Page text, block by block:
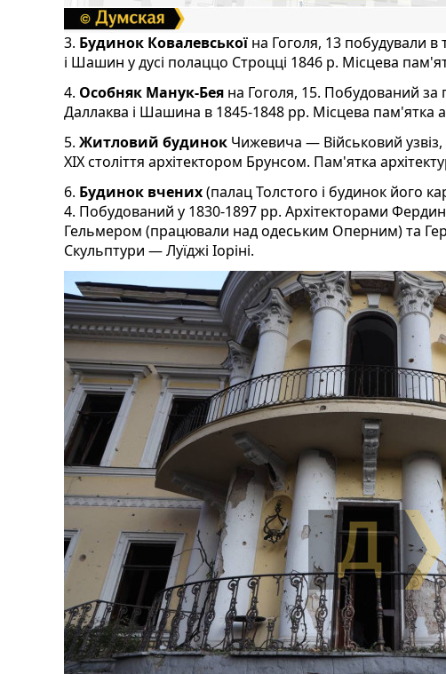
3. Будинок Ковалевської на Гоголя, 13 побудували в
і Шашин у дусі полаццо Строцці 1846 р. Місцева
4. Особняк Манук-Бея на Гоголя, 15. Побудований за
Даллаква і Шашина в 1845-1848 рр. Місцева пам'ятка
5. Житловий будинок Чижевича — Військовий
XIX століття архітектором Брунсом. Пам'ятка
6. Будинок вчених(палац Толстого і будинок його
4. Побудований у 1830-1897 рр. Архітекторами
Гельмером (працювали над одеським Оперним) та
Скульптури — Луїджі Іоріні.